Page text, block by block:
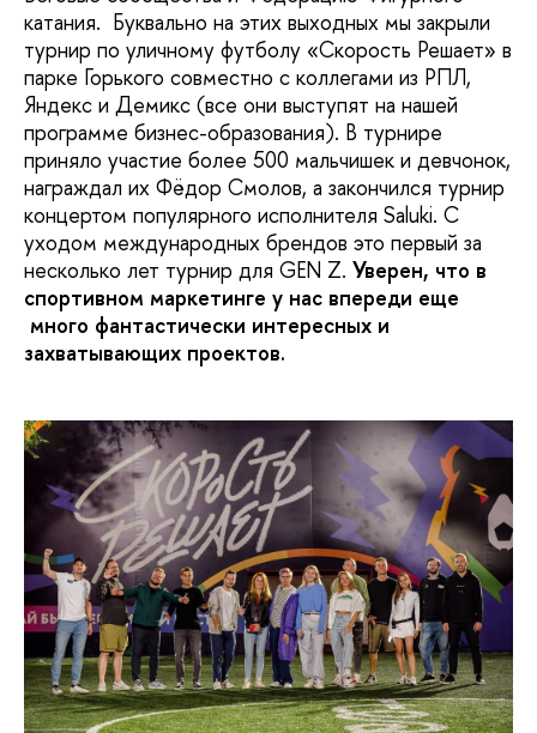
катания. Буквально на этих выходных мы закрыли
турнир по уличному футболу «Скорость Решает» в
парке Горького совместно с коллегами из РПЛ,
Яндекс и Демикс (все они выступят на нашей
программе бизнес-образования). В турнире
приняло участие более 500 мальчишек и девчонок,
награждал их Фёдор Смолов, а закончился турнир
концертом популярного исполнителя Saluki. С
уходом международных брендов это первый за
несколько лет турнир для GEN Z. Уверен, что в
спортивном маркетинге у нас впереди еще
много фантастически интересных и
захватывающих проектов.